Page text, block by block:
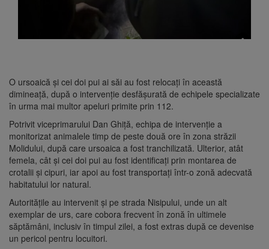
O ursoaică și cei doi pui ai săi au fost relocați în această
dimineață, după o intervenție desfășurată de echipele specializate
în urma mai multor apeluri primite prin 112.
Potrivit viceprimarului Dan Ghiță, echipa de intervenție a
monitorizat animalele timp de peste două ore în zona străzii
Molidului, după care ursoaica a fost tranchilizată. Ulterior, atât
femela, cât și cei doi pui au fost identificați prin montarea de
crotalii și cipuri, iar apoi au fost transportați într-o zonă adecvată
habitatului lor natural.
Autoritățile au intervenit și pe strada Nisipului, unde un alt
exemplar de urs, care cobora frecvent în zonă în ultimele
săptămâni, inclusiv în timpul zilei, a fost extras după ce devenise
un pericol pentru locuitori.